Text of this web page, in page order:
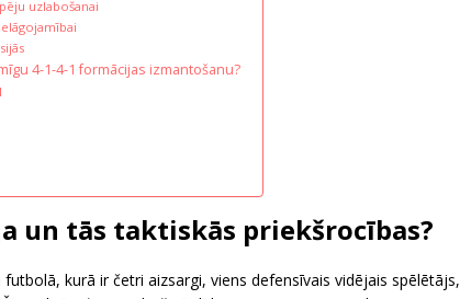
uzlabošanai
4-1-4-1 formācijas izmantošanu?
un tās taktiskās priekšrocības?
kurā ir četri aizsargi, viens defensīvais vidējais spēlētājs,